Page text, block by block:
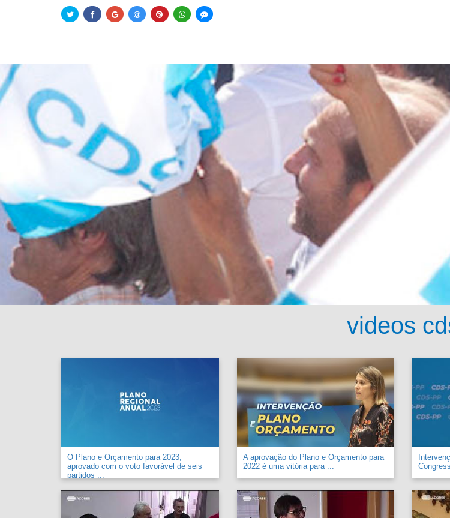
videos
O Plano e Orçamento para 2023,
aprovado com o voto favorável de seis
partidos ...
A aprovação do Plano e Orçamento para
2022 é uma vitória para ...